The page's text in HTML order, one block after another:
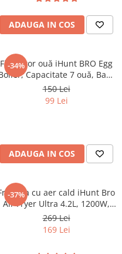
ADAUGA IN COS
-34%
Fierbător ouă iHunt BRO Egg
Capacitate 7 ouă, Bază
Inox, Oprire Automată, Alertă
Sonoră, Tăvițe Non-stick, Fără
150 Lei
99 Lei
ADAUGA IN COS
-37%
cu aer cald iHunt Bro
Air Fryer Ultra 4.2L, 1200W,
Temperatura reglabila 80-200
°C, Ecran touch, 7 programe
269 Lei
169 Lei